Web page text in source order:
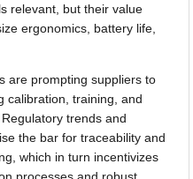
relevant, but their value
ergonomics, battery life,
are prompting suppliers to
calibration, training, and
trends and
the bar for traceability and
which in turn incentivizes
processes and robust